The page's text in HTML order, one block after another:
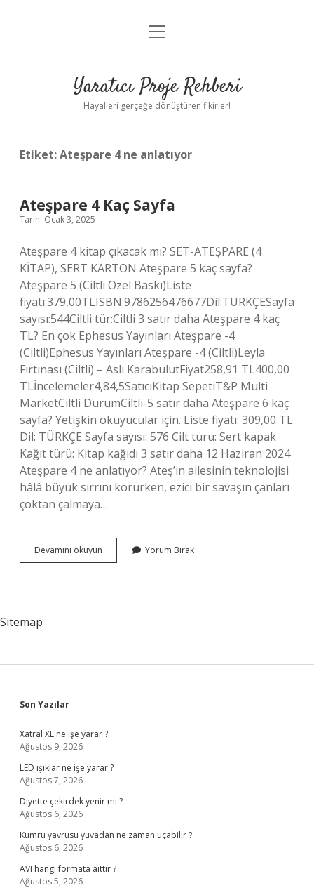
Anasayfa
Yasal Uyarı
menüyü
Yaratıcı Proje Rehberi
Hayalleri gerçeğe dönüştüren fikirler!
Etiket:Ateşpare 4 ne anlatıyor
Ateşpare 4 Kaç Sayfa
Tarih: Ocak 3, 2025
Ateşpare 4 kitap çıkacak mı? SET-ATEŞPARE (4
KİTAP), SERT KARTON Ateşpare 5 kaç sayfa?
Ateşpare 5 (Ciltli Özel Baskı)Liste
fiyatı:379,00TLISBN:9786256476677Dil:TÜRKÇESayfa
sayısı:544Ciltli tür:Ciltli 3 satır daha Ateşpare 4 kaç
TL? En çok Ephesus Yayınları Ateşpare -4
(Ciltli)Ephesus Yayınları Ateşpare -4 (Ciltli)Leyla
Fırtınası (Ciltli) – Aslı KarabulutFiyat258,91 TL400,00
TLİncelemeler4,84,5SatıcıKitap SepetiT&P Multi
MarketCiltli DurumCiltli-5 satır daha Ateşpare 6 kaç
sayfa? Yetişkin okuyucular için. Liste fiyatı: 309,00 TL
Dil: TÜRKÇE Sayfa sayısı: 576 Cilt türü: Sert kapak
Kağıt türü: Kitap kağıdı 3 satır daha 12 Haziran 2024
Ateşpare 4 ne anlatıyor? Ateş’in ailesinin teknolojisi
hâlâ büyük sırrını korurken, ezici bir savaşın çanları
çoktan çalmaya…
Devamını okuyun Ateşpare
4
Yorum Bırak
Sitemap
Sidebar
Son Yazılar
Xatral XL ne işe yarar ?
Ağustos 9, 2026
LED ışıklar ne işe yarar ?
Ağustos 7, 2026
Diyette çekirdek yenir mi ?
Ağustos 6, 2026
Kumru yavrusu yuvadan ne zaman uçabilir ?
Ağustos 6, 2026
AVI hangi formata aittir ?
Ağustos 5, 2026